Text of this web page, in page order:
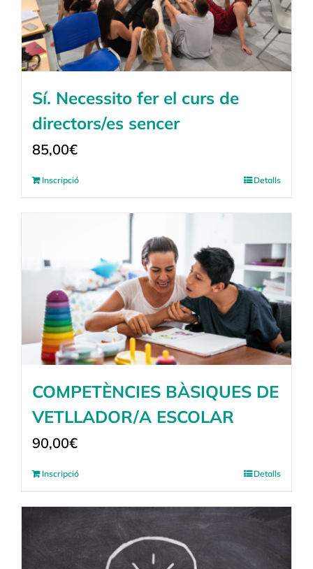
Sí. Necessito fer el curs de
directors/es sencer
85,00€
Inscripció Detalls
COMPETÈNCIES BÀSIQUES DE
VETLLADOR/A ESCOLAR
90,00€
Inscripció Detalls